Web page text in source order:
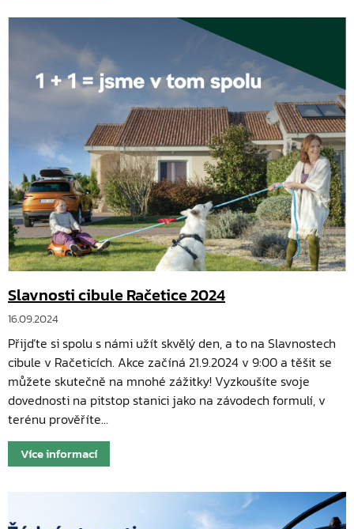
Slavnosti cibule Račetice 2024
16.09.2024
Přijďte si spolu s námi užít skvělý den, a to na Slavnostech
cibule v Račeticích. Akce začíná 21.9.2024 v 9:00 a těšit se
můžete skutečně na mnohé zážitky! Vyzkoušíte svoje
dovednosti na pitstop stanici jako na závodech formulí, v
terénu prověříte…
Více informací